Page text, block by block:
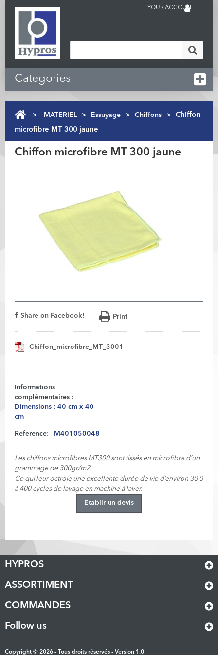
YOUR ACCOUNT
Categories
> MATERIEL > Essuyage > Chiffons >
Chiffon
microfibre MT 300 jaune
Chiffon microfibre MT 300 jaune
Share on Facebook! Print
Chiffon_microfibre_MT_3001
Informations
complémentaires :
Dimensions : 40 cm x 40
cm
Reference: M401050048
Les chiffons microfibres MT300 sont tissés en microfibre d’un
grammage de 300gr/m2.
Ce qui leur octroie une excellente durée de vie d’environ 30 0
à 400 cycles de lavage en machine à laver.
Etablir un devis
HYPROS
Copyright © 2026 - Tous droits réservés - Version 1.0
ASSORTIMENT
COMMANDES
Follow us